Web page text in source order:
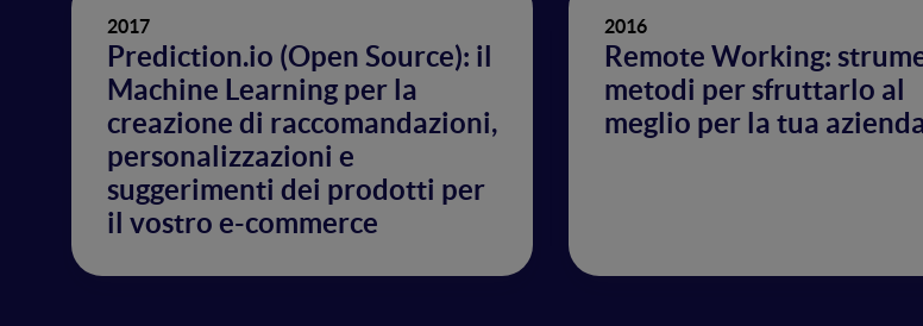
2017
Prediction.io (Open Source): il
Machine Learning per la
creazione di raccomandazioni,
personalizzazioni e
suggerimenti dei prodotti per
il vostro e-commerce
2016
Remote Working:
metodi per sfruttarlo al
meglio per la tua